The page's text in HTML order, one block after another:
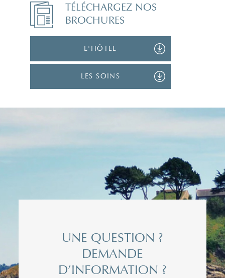
TÉLÉCHARGEZ NOS
BROCHURES
L'HÔTEL
LES SOINS
UNE QUESTION ?
DEMANDE
D’INFORMATION ?
Madame